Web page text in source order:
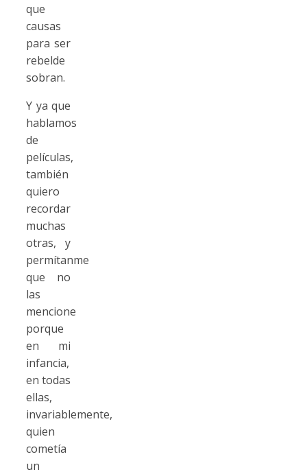
que
causas
para ser
rebelde
sobran.
Y ya que
hablamos
de
películas,
también
quiero
recordar
muchas
otras, y
permítanme
que no
las
mencione
porque
en mi
infancia,
en todas
ellas,
invariablemente,
quien
cometía
un